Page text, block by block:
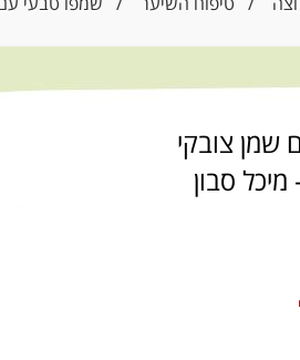
שמן צובקי
סבון